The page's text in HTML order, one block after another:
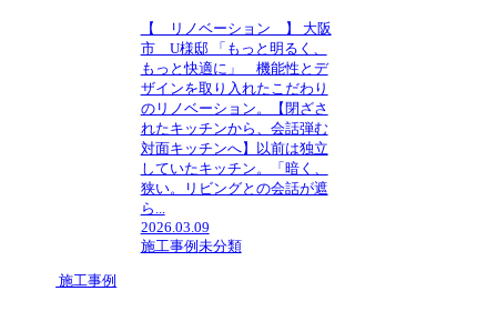
【 リノベーション 】 大阪
市 U様邸 「もっと明るく、
もっと快適に」 機能性とデ
ザインを取り入れたこだわり
のリノベーション。【閉ざさ
れたキッチンから、会話弾む
対面キッチンへ】以前は独立
していたキッチン。「暗く、
狭い。リビングとの会話が遮
ら...
2026.03.09
施工事例 未分類
施工事例